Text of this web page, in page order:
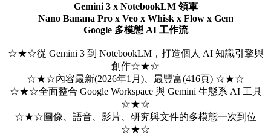
Gemini 3 x NotebookLM 領軍
Nano Banana Pro x Veo x Whisk x Flow x Gem
Google 多模態 AI 工作流
☆★☆從 Gemini 3 到 NotebookLM，打造個人 AI 知識引擎與
創作☆★☆
☆★☆內容最新(2026年1月)、最豐富(416頁) ☆★☆
☆★☆全面整合 Google Workspace 與 Gemini 生態系 AI 工具
☆★☆
☆★☆圖像、語音、影片、研究與文件的多模態一次到位
☆★☆